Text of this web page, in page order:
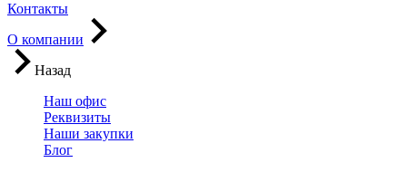
Контакты
О компании
Назад
Наш офис
Реквизиты
Наши закупки
Блог